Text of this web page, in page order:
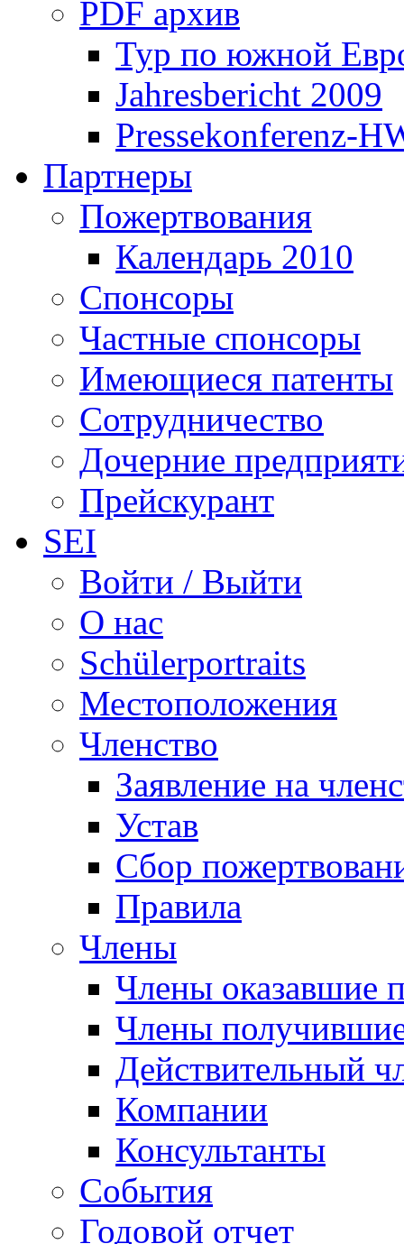
PDF архив
Тур по южной
Jahresbericht 2009
Pressekonferenz-
Партнеры
Пожертвования
Календарь 2010
Спонсоры
Частные спонсоры
Имеющиеся патенты
Сотрудничество
Дочерние
Прейскурант
SEI
Войти / Выйти
О нас
Schülerportraits
Местоположения
Членство
Заявление на
Устав
Сбор
Правила
Члены
Члены оказавшие
Члены
Действительный
Компании
Консультанты
События
Годовой отчет